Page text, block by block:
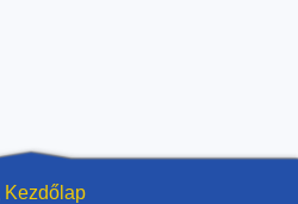
Kezdőlap